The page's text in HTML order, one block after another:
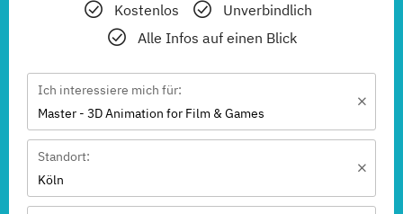
Kostenlos
Unverbindlich
Alle Infos auf einen Blick
Ich interessiere mich für:
Master - 3D Animation for Film & Games
Standort:
Köln